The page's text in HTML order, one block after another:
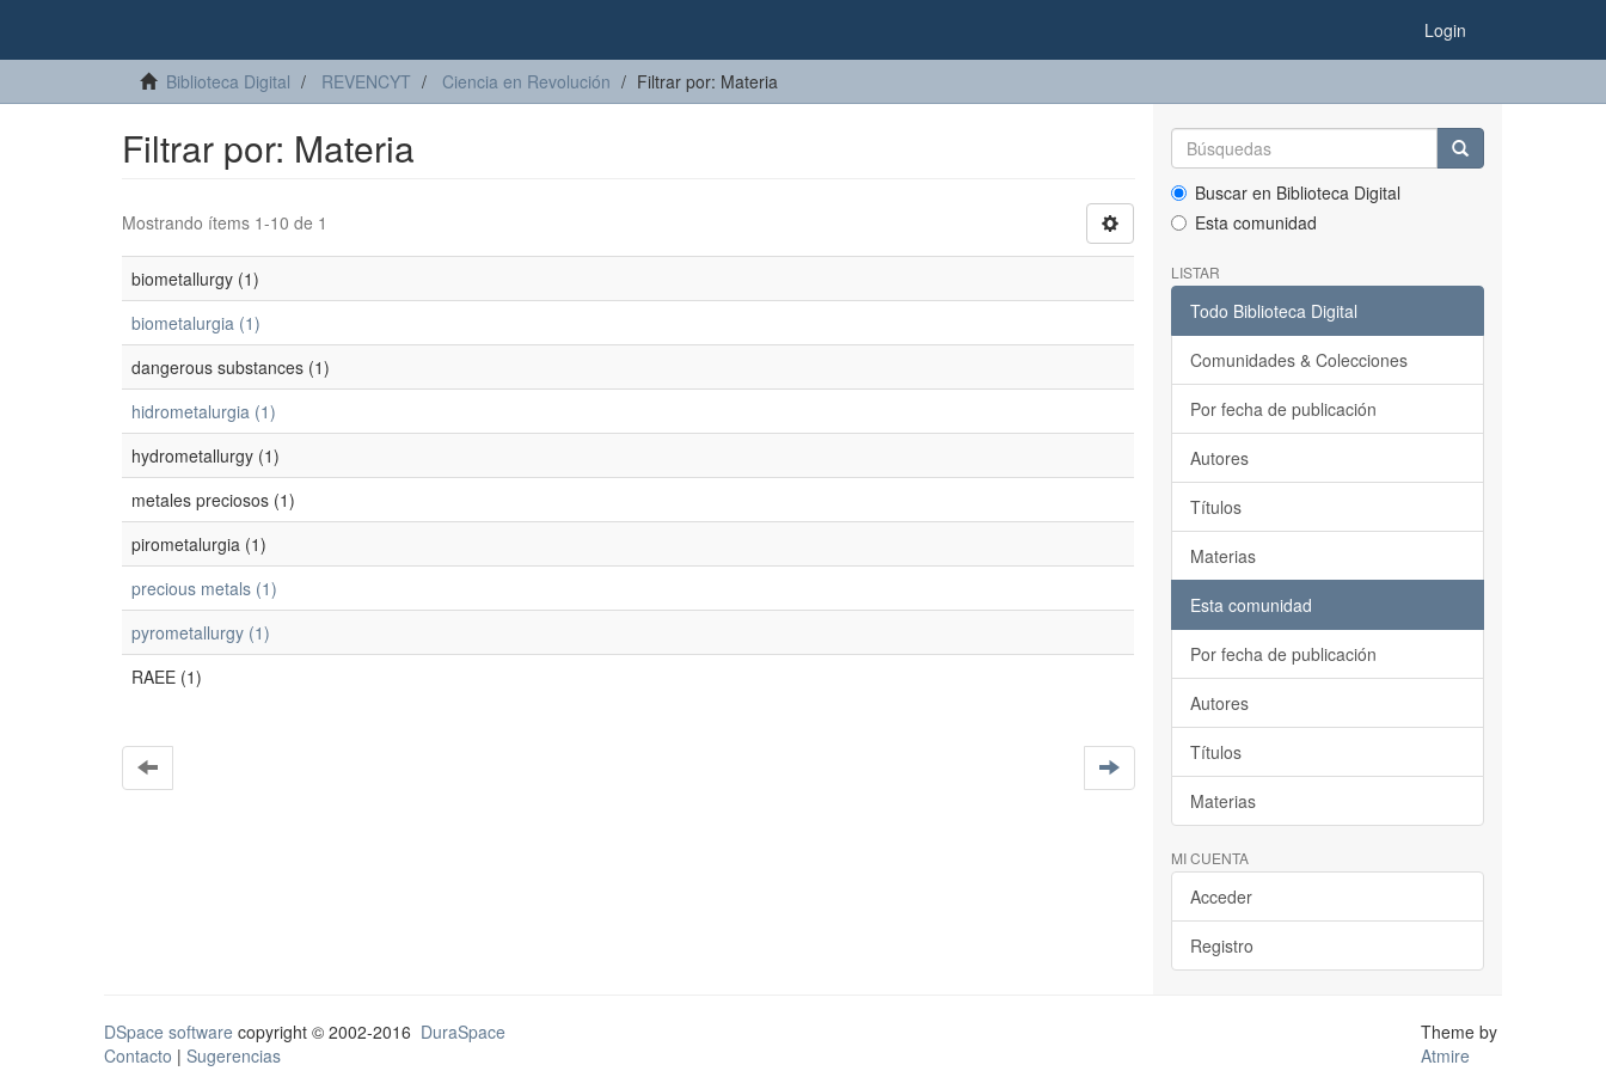
Login
Biblioteca Digital REVENCYT Ciencia en Revolución Filtrar por: Materia
Filtrar por: Materia
Mostrando ítems 1-10 de 1
biometallurgy (1)
biometalurgia (1)
dangerous substances (1)
hidrometalurgia (1)
hydrometallurgy (1)
metales preciosos (1)
pirometalurgia (1)
precious metals (1)
pyrometallurgy (1)
RAEE (1)
Buscar en Biblioteca Digital
Esta comunidad
LISTAR
Todo Biblioteca Digital
Comunidades & Colecciones
Por fecha de publicación
Autores
Títulos
Materias
Esta comunidad
Por fecha de publicación
Autores
Títulos
Materias
MI CUENTA
Acceder
Registro
DSpace software copyright © 2002-2016 DuraSpace
Contacto | Sugerencias
Theme by
Atmire